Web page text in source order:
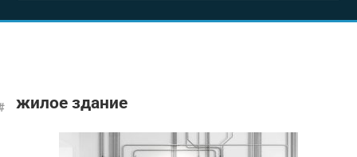
жилое здание